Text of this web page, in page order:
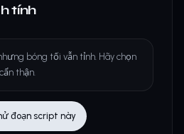
tính
bóng tối vẫn tỉnh. Hãy chọn
thận.
đoạn script này